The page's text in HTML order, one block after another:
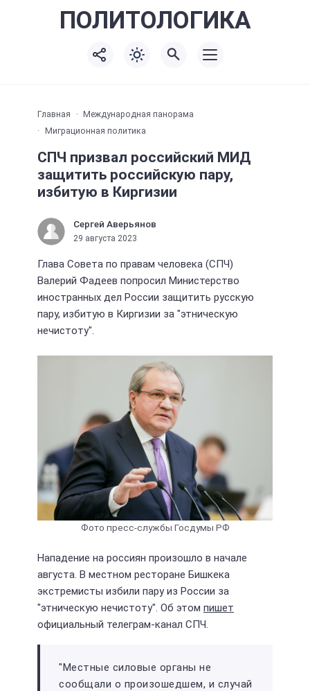
ПОЛИТОЛОГИКА
Главная
Международная панорама
Миграционная политика
СПЧ призвал российский МИД
защитить российскую пару,
избитую в Киргизии
Сергей Аверьянов
29 августа 2023
Глава Совета по правам человека (СПЧ)
Валерий Фадеев попросил Министерство
иностранных дел России защитить русскую
пару, избитую в Киргизии за "этническую
нечистоту".
Фото пресс-службы Госдумы РФ
Нападение на россиян произошло в начале
августа. В местном ресторане Бишкека
экстремисты избили пару из России за
"этническую нечистоту". Об этом пишет
официальный телеграм-канал СПЧ.
"Местные силовые органы не
сообщали о произошедшем, и случай